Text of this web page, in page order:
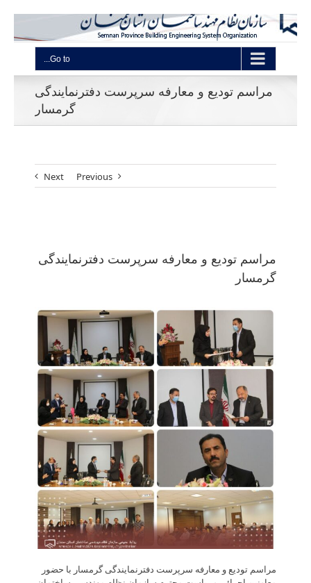
Go to...
مراسم تودیع و معارفه سرپرست دفترنمایندگی
گرمسار
Previous
Next
Image
مراسم تودیع و معارفه سرپرست دفترنمایندگی
گرمسار
مراسم تودیع و معارفه سرپرست دفترنمایندگی گرمسار با حضور